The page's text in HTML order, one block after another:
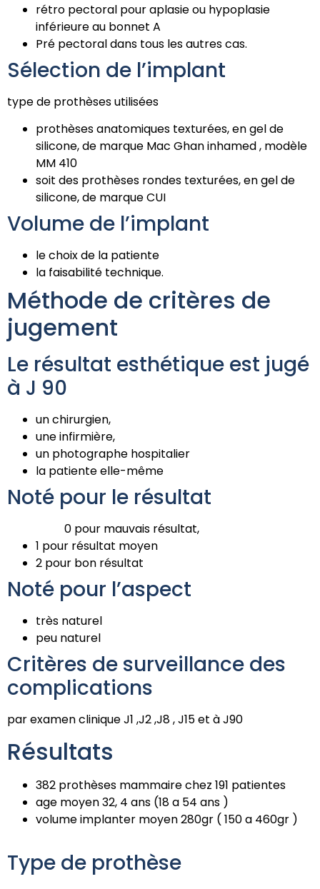
rétro pectoral pour aplasie ou hypoplasie
inférieure au bonnet A
Pré pectoral dans tous les autres cas.
Sélection de l’implant
type de prothèses utilisées
prothèses anatomiques texturées, en gel de
silicone, de marque Mac Ghan inhamed , modèle
MM 410
soit des prothèses rondes texturées, en gel de
silicone, de marque CUI
Volume de l’implant
le choix de la patiente
la faisabilité technique.
Méthode de critères de
jugement
Le résultat esthétique est jugé
à J 90
un chirurgien,
une infirmière,
un photographe hospitalier
la patiente elle-même
Noté pour le résultat
0 pour mauvais résultat,
1 pour résultat moyen
2 pour bon résultat
Noté pour l’aspect
très naturel
peu naturel
Critères de surveillance des
complications
par examen clinique J1 ,J2 ,J8 , J15 et à J90
Résultats
382 prothèses mammaire chez 191 patientes
age moyen 32, 4 ans (18 a 54 ans )
volume implanter moyen 280gr ( 150 a 460gr )
Type de prothèse